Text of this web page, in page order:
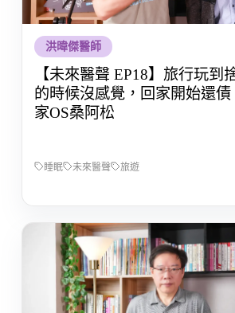
洪暐傑醫師
【未來醫聲 EP18】旅行玩到
的時候沒感覺，回家開始還債
家OS桑阿松
睡眠 未來醫聲 旅遊